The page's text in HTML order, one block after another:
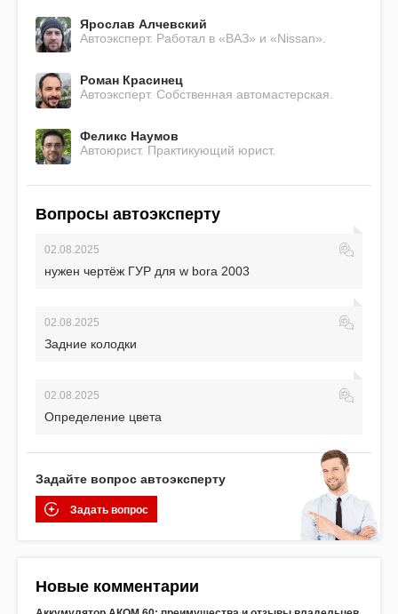
Ярослав Алчевский
Автоэксперт. Работал в «ВАЗ» и «Nissan».
Роман Красинец
Автоэксперт. Собственная автомастерская.
Феликс Наумов
Автоюрист. Практикующий юрист.
Вопросы автоэксперту
02.08.2025
нужен чертёж ГУР для w bora 2003
02.08.2025
Задние колодки
02.08.2025
Определение цвета
Задайте вопрос автоэксперту
Задать вопрос
Новые комментарии